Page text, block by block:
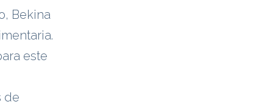
Bekina
este
de